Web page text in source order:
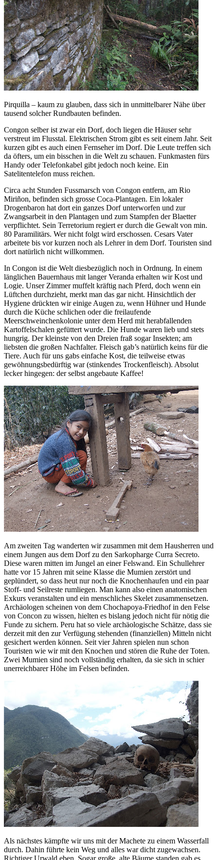
Pirquilla – kaum zu glauben, dass sich in unmittelbarer Nähe über
tausend solcher Rundbauten befinden.
Congon selber ist zwar ein Dorf, doch liegen die Häuser sehr
verstreut im Flusstal. Elektrischen Strom gibt es seit einem Jahr. Seit
kurzen gibt es auch einen Fernseher im Dorf. Die Leute treffen sich
da öfters, um ein bisschen in die Welt zu schauen. Funkmasten fürs
Handy oder Telefonkabel gibt jedoch noch keine. Ein
Satelitentelefon muss reichen.
Circa acht Stunden Fussmarsch von Congon entfern, am Rio
Miriñon, befinden sich grosse Coca-Plantagen. Ein lokaler
Drogenbaron hat dort ein ganzes Dorf unterworfen und zur
Zwangsarbeit in den Plantagen und zum Stampfen der Blaetter
verpflichtet. Sein Terretorium regiert er durch die Gewalt von min.
80 Paramilitärs. Wer nicht folgt wird erschossen. Cesars Vater
arbeitete bis vor kurzen noch als Lehrer in dem Dorf. Touristen sind
dort natürlich nicht willkommen.
In Congon ist die Welt diesbezüglich noch in Ordnung. In einem
länglichen Bauernhaus mit langer Veranda erhalten wir Kost und
Logie. Unser Zimmer muffelt kräftig nach Pferd, doch wenn ein
Lüftchen durchzieht, merkt man das gar nicht. Hinsichtlich der
Hygiene drückten wir einige Augen zu, wenn Hühner und Hunde
durch die Küche schlichen oder die freilaufende
Meerschweinchenkolonie unter dem Herd mit herabfallenden
Kartoffelschalen gefüttert wurde. Die Hunde waren lieb und stets
hungrig. Der kleinste von den Dreien fraß sogar Insekten; am
liebsten die großen Nachfalter. Fleisch gab’s natürlich keins für die
Tiere. Auch für uns gabs einfache Kost, die teilweise etwas
gewöhnungsbedürftig war (stinkendes Trockenfleisch). Absolut
lecker hingegen: der selbst angebaute Kaffee!
Am zweiten Tag wanderten wir zusammen mit dem Hausherren und
einem Jungen aus dem Dorf zu den Sarkopharge Curra Secreto.
Diese waren mitten im Jungel an einer Felswand. Ein Schullehrer
hatte vor 15 Jahren mit seine Klasse die Mumien zerstört und
geplündert, so dass heut nur noch die Knochenhaufen und ein paar
Stoff- und Seilreste rumliegen. Man kann also einen anatomischen
Exkurs veranstalten und ein menschliches Skelet zusammensetzen.
Archäologen scheinen von dem Chochapoya-Friedhof in den Felse
von Concon zu wissen, hielten es bislang jedoch nicht für nötig die
Funde zu sichern. Peru hat so viele archäologische Schätze, dass sie
derzeit mit den zur Verfügung stehenden (finanziellen) Mitteln nicht
gesichert werden können. Seit vier Jahren spielen nun schon
Touristen wie wir mit den Knochen und stören die Ruhe der Toten.
Zwei Mumien sind noch vollständig erhalten, da sie sich in schier
unerreichbarer Höhe im Felsen befinden.
Als nächstes kämpfte wir uns mit der Machete zu einem Wasserfall
durch. Dahin führte kein Weg und alles war dicht zugewachsen.
Richtiger Urwald eben. Sogar große, alte Bäume standen gab es.